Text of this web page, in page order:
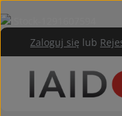
do głównej
Przejdź do głównej
Zaloguj się lub